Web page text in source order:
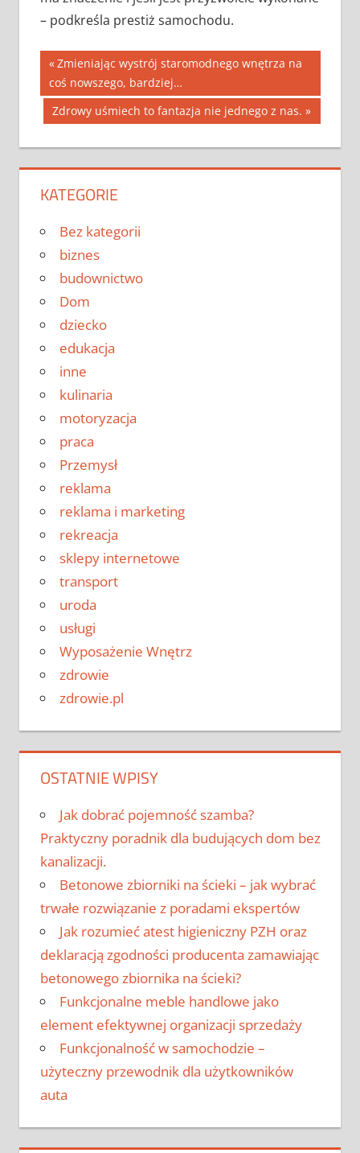
– podkreśla prestiż samochodu.
Nawigacja
wpisu
Previous
Post:
Zmieniając wystrój staromodnego wnętrza na
coś nowszego, bardziej…
Next
Zdrowy uśmiech to fantazja nie jednego z nas.
KATEGORIE
Bez kategorii
biznes
budownictwo
Dom
dziecko
edukacja
inne
kulinaria
motoryzacja
praca
Przemysł
reklama
reklama i marketing
rekreacja
sklepy internetowe
transport
uroda
usługi
Wyposażenie Wnętrz
zdrowie
zdrowie.pl
OSTATNIE WPISY
Jak dobrać pojemność szamba?
Praktyczny poradnik dla budujących dom bez
kanalizacji.
Betonowe zbiorniki na ścieki – jak wybrać
trwałe rozwiązanie z poradami ekspertów
Jak rozumieć atest higieniczny PZH oraz
deklaracją zgodności producenta zamawiając
betonowego zbiornika na ścieki?
Funkcjonalne meble handlowe jako
element efektywnej organizacji sprzedaży
Funkcjonalność w samochodzie –
użyteczny przewodnik dla użytkowników
auta